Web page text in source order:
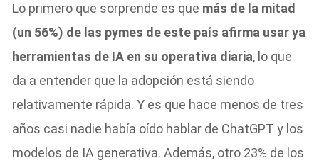
Lo primero que sorprende es que más de la mitad
(un 56%) de las pymes de este país afirma usar ya
herramientas de IA en su operativa diaria, lo que
da a entender que la adopción está siendo
relativamente rápida. Y es que hace menos de tres
años casi nadie había oído hablar de ChatGPT y los
modelos de IA generativa. Además, otro 23% de los